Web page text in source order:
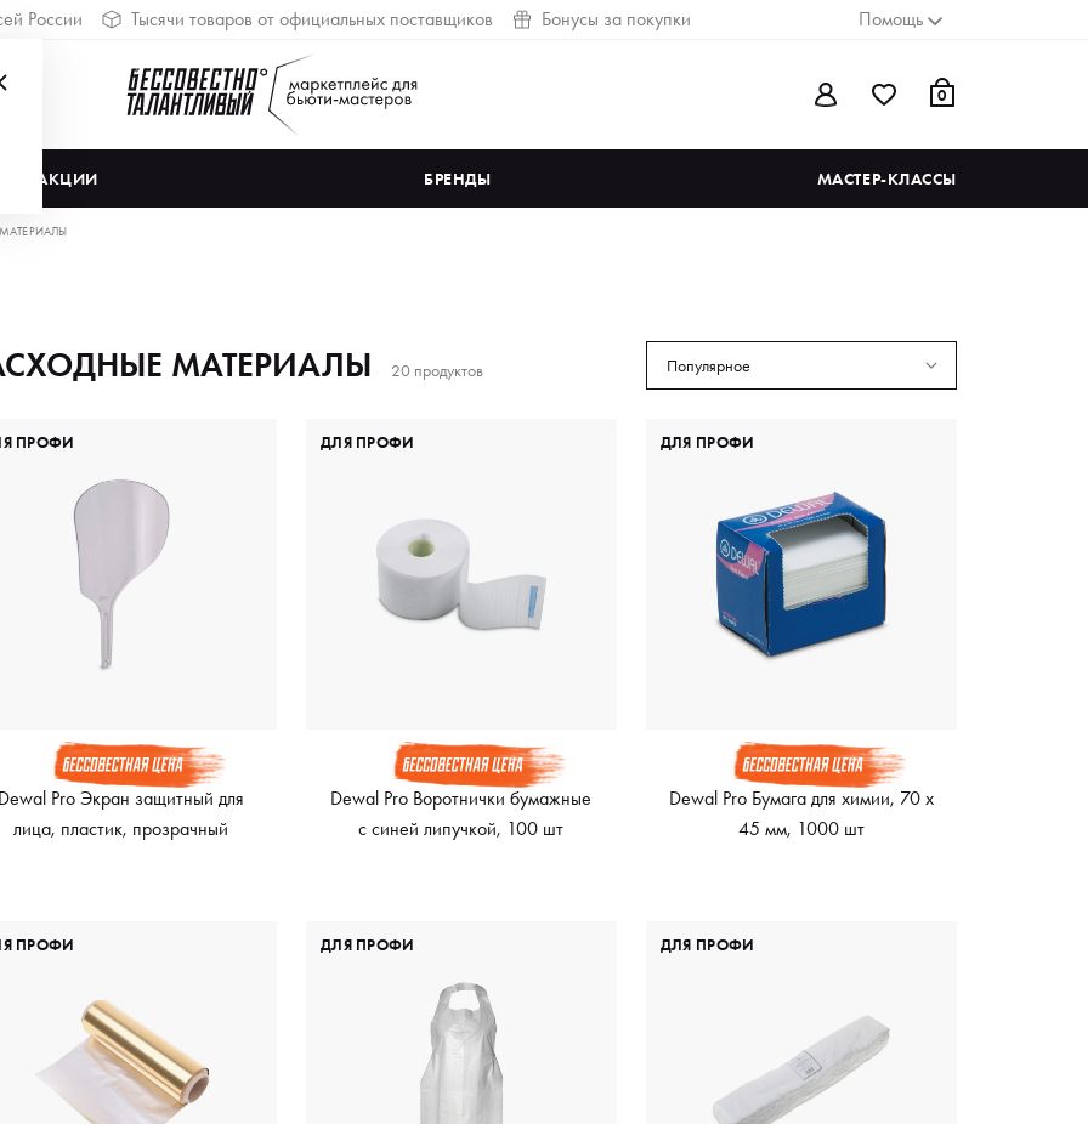
России Тысячи товаров от официальных поставщиков Бонусы за покупки Помощь
0
АКЦИИ БРЕНДЫ МАСТЕР-КЛАССЫ
МАТЕРИАЛЫ 20 продуктов Популярное
Pro Экран защитный для
лица, пластик, прозрачный
ПРОФИ
Dewal Pro Воротнички бумажные
с синей липучкой, 100 шт
ДЛЯ ПРОФИ
Dewal Pro Бумага для химии, 70 х
45 мм, 1000 шт
ДЛЯ ПРОФИ
ПРОФИ ДЛЯ ПРОФИ ДЛЯ ПРОФИ